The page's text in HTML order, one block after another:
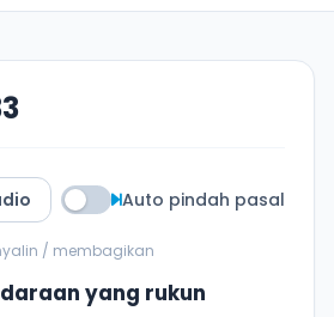
Auto pindah pasal
/ membagikan
yang rukun